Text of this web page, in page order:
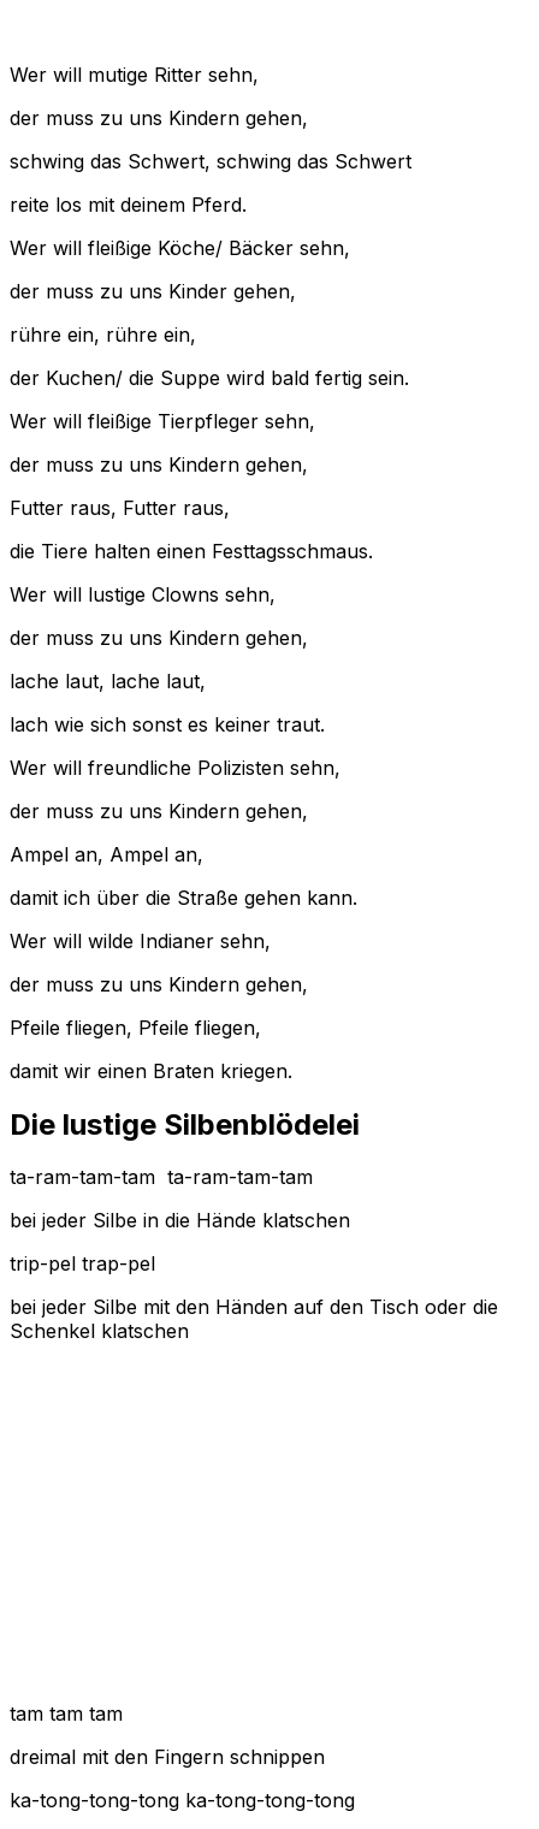
Wer will mutige Ritter sehn,
der muss zu uns Kindern gehen,
schwing das Schwert, schwing das Schwert
reite los mit deinem Pferd.
Wer will fleißige Köche/ Bäcker sehn,
der muss zu uns Kinder gehen,
rühre ein, rühre ein,
der Kuchen/ die Suppe wird bald fertig sein.
Wer will fleißige Tierpfleger sehn,
der muss zu uns Kindern gehen,
Futter raus, Futter raus,
die Tiere halten einen Festtagsschmaus.
Wer will lustige Clowns sehn,
der muss zu uns Kindern gehen,
lache laut, lache laut,
lach wie sich sonst es keiner traut.
Wer will freundliche Polizisten sehn,
der muss zu uns Kindern gehen,
Ampel an, Ampel an,
damit ich über die Straße gehen kann.
Wer will wilde Indianer sehn,
der muss zu uns Kindern gehen,
Pfeile fliegen, Pfeile fliegen,
damit wir einen Braten kriegen.
Die lustige Silbenblödelei
ta-ram-tam-tam ta-ram-tam-tam
bei jeder Silbe in die Hände klatschen
trip-pel trap-pel
bei jeder Silbe mit den Händen auf den Tisch oder die
Schenkel klatschen
tam tam tam
dreimal mit den Fingern schnippen
ka-tong-tong-tong ka-tong-tong-tong